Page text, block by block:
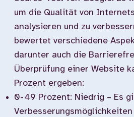
um die Qualität von
analysieren und zu
bewertet verschiedene
darunter auch die
Überprüfung einer Website
Prozent ergeben:
0-49 Prozent: Niedrig – Es
Verbesserungsmöglichkeiten